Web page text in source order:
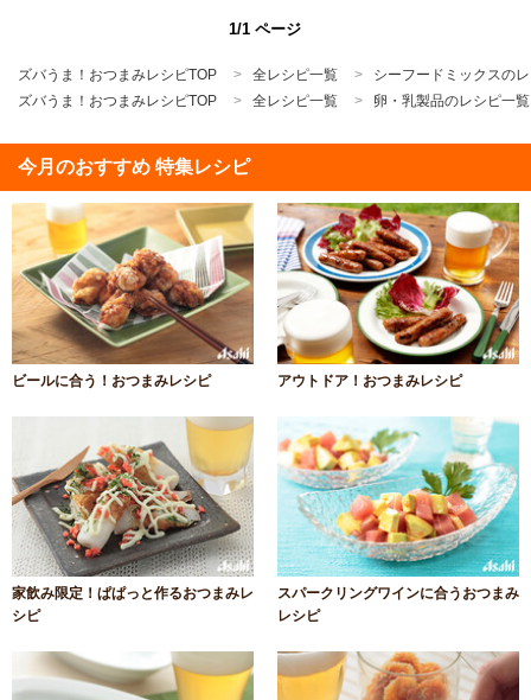
1/1 ページ
ズバうま！おつまみレシピTOP 全レシピ一覧
シーフードミックスの
ズバうま！おつまみレシピTOP
全レシピ一覧 卵・乳製品のレシピ一覧
今月のおすすめ 特集レシピ
ビールに合う！おつまみレシピ アウトドア！おつまみレシピ
家飲み限定！ぱぱっと作るおつまみレ
シピ
スパークリングワインに合うおつまみ
レシピ